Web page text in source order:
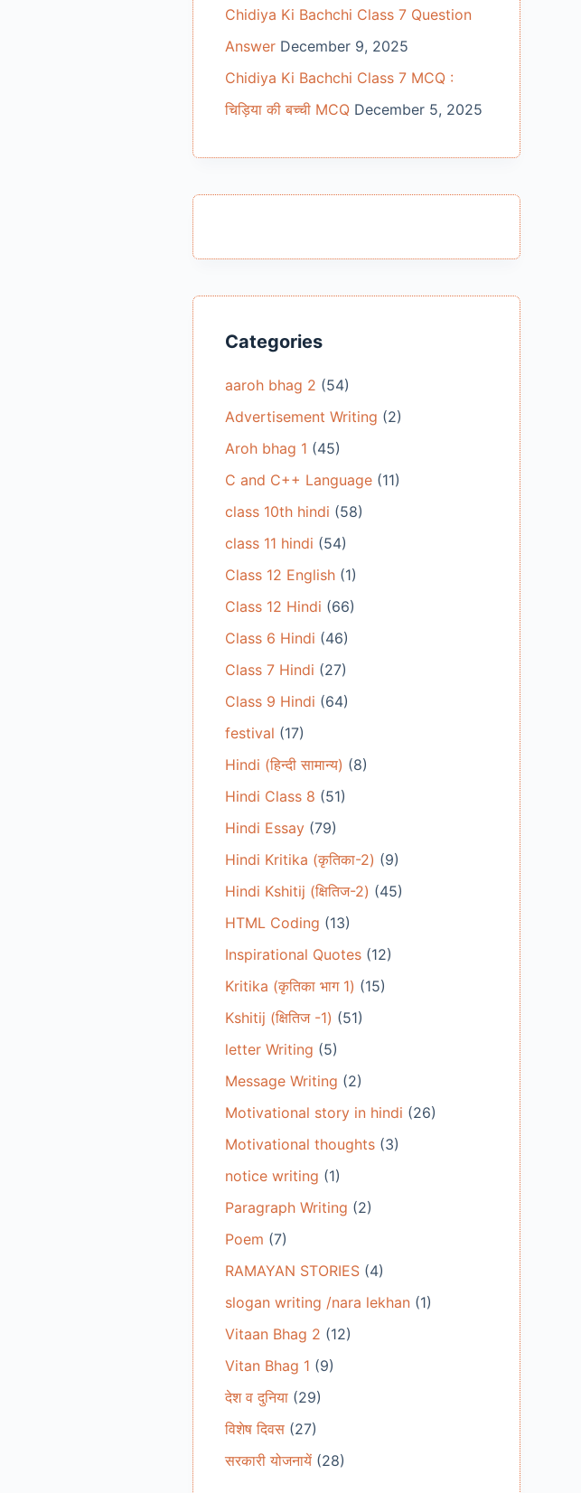
Chidiya Ki Bachchi Class 7 Question
Answer December 9, 2025
Chidiya Ki Bachchi Class 7 MCQ :
चिड़िया की बच्ची MCQ December 5, 2025
Categories
aaroh bhag 2 (54)
Advertisement Writing (2)
Aroh bhag 1 (45)
C and C++ Language(11)
class 10th hindi (58)
class 11 hindi (54)
Class 12 English(1)
Class 12 Hindi (66)
Class 6 Hindi (46)
Class 7 Hindi (27)
Class 9 Hindi (64)
festival (17)
Hindi (हिन्दी सामान्य) (8)
Hindi Class 8 (51)
Hindi Essay(79)
Hindi Kritika (कृतिका-2) (9)
Hindi Kshitij (क्षितिज-2) (45)
HTML Coding (13)
Inspirational Quotes(12)
Kritika (कृतिका भाग 1) (15)
Kshitij (क्षितिज -1) (51)
letter Writing (5)
Message Writing (2)
Motivational story in hindi (26)
Motivational thoughts(3)
notice writing (1)
Paragraph Writing (2)
Poem (7)
RAMAYAN STORIES(4)
slogan writing /nara lekhan(1)
Vitaan Bhag 2 (12)
Vitan Bhag 1 (9)
देश व दुनिया(29)
विशेष दिवस(27)
सरकारी योजनायें(28)